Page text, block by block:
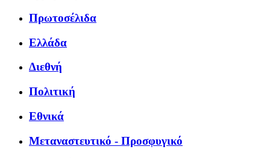
Πρωτοσέλιδα
Ελλάδα
Διεθνή
Πολιτική
Εθνικά
Μεταναστευτικό - Προσφυγικό